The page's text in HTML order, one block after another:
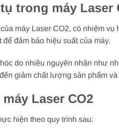
trong máy Laser
máy Laser CO2, có nhiệm
đảm bảo hiệu suất của máy.
do nhiều nguyên nhân như
giảm chất lượng sản phẩm
Laser CO2
hiện theo quy trình sau: